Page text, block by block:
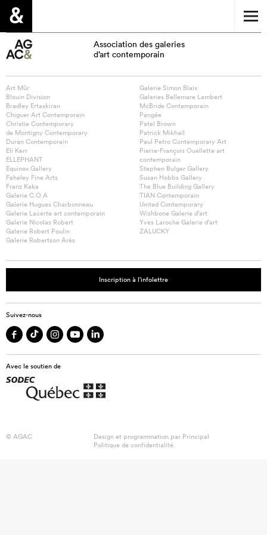
Association des galeries
d’art contemporain
Art Mûr
Blouin Division
Bradley Ertaskiran
Chiguer Art Contemporain
Christie Contemporary
de Montigny Contemporary
Duran Contemporain
Eli Kerr
ELLEPHANT
Equinox Gallery
Feheley Fine Arts
Franz Kaka
Galerie C.O.A
Galerie Hugues Charbonneau
Galerie Lacerte art contemporain
Galerie Nicolas Robert
Galerie Robert Poulin
Galerie Robertson Arès
Galerie Simon Blais
Galeries Bellemare Lambert
McBride Contemporain
Pangée
Patel Brown
Patrick Mikhail
Paul Petro Contemporary Art
Pierre-François Ouellette art
contemporain
Stephen Bulger Gallery
Susan Hobbs Gallery
The Blue Building Gallery
TIAN Contemporain
United Contemporary
Wishbone Galerie d’art
Yves Laroche Galerie d’art
ZALUCKY
Inscription à l’infolettre
Suivez-nous
Avec le soutien de
© AGAC Design et programmation par Principal
Politique de confidentialité